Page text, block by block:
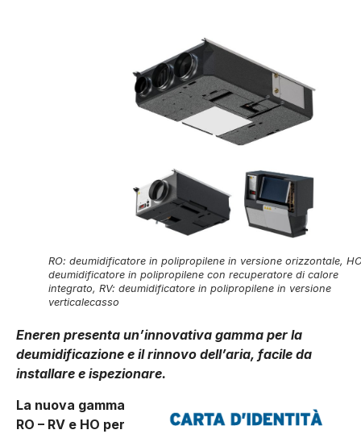
RO: deumidificatore in polipropilene in versione orizzontale,
deumidificatore in polipropilene con recuperatore di calore
integrato, RV: deumidificatore in polipropilene in versione
verticalecasso
Eneren presenta un’innovativa gamma per la
deumidificazione e il rinnovo dell’aria, facile da
installare e ispezionare.
La nuova gamma
RO – RV e HO per